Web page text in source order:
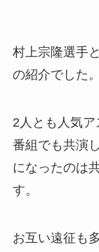
村上宗隆選手
の紹介でした。
2人とも人気
番組でも共演
になったのは
す。
お互い遠征も